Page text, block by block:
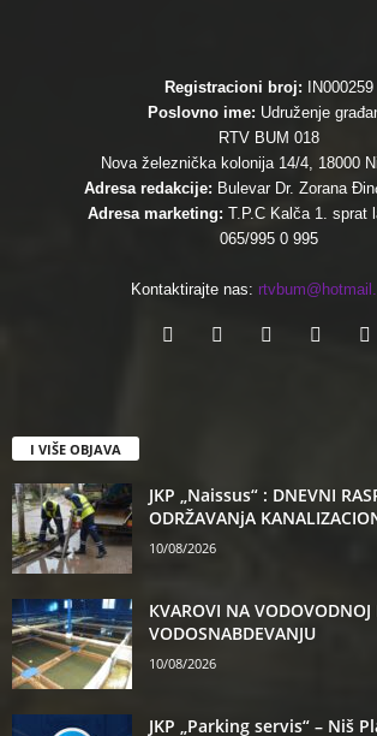
Registracioni broj:
IN000259
Poslovno ime: Udruženje
RTV BUM 018
Nova železnička kolonija 14/4, 18000
Adresa redakcije: Bulevar Dr. Zorana
Adresa marketing: T.P.C Kalča 1. sprat
065/995 0 995
Kontaktirajte nas:
I VIŠE OBJAVA
JKP „Naissus“ : DNEVNI
ODRŽAVANjA
10/08/2026
КVAROVI NA
VODOSNABDEVANJU
10/08/2026
JKP „Parking servis“ – Niš